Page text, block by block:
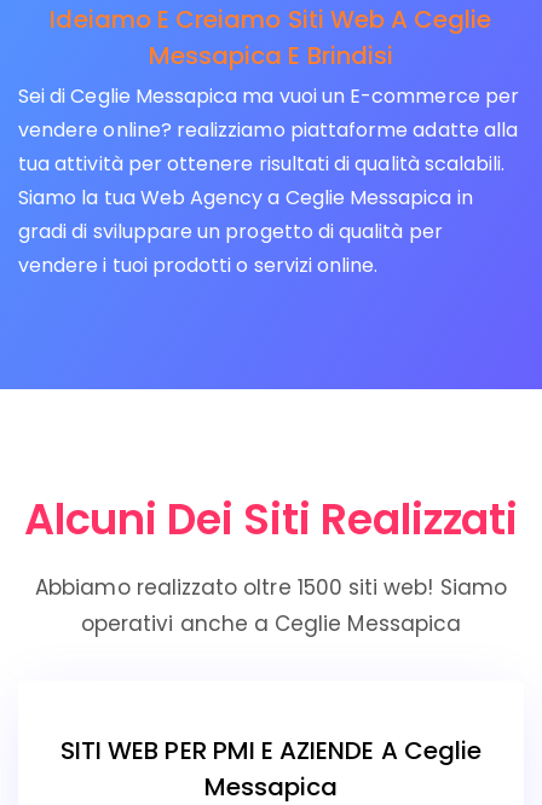
Ideiamo E Creiamo Siti Web A Ceglie
Messapica E Brindisi
Sei di Ceglie Messapica ma vuoi un E-commerce per
vendere online? realizziamo piattaforme adatte alla
tua attività per ottenere risultati di qualità scalabili.
Siamo la tua Web Agency a Ceglie Messapica in
gradi di sviluppare un progetto di qualità per
vendere i tuoi prodotti o servizi online.
Alcuni Dei Siti Realizzati
Abbiamo realizzato oltre 1500 siti web! Siamo
operativi anche a Ceglie Messapica
SITI WEB PER PMI E AZIENDE A Ceglie
Messapica